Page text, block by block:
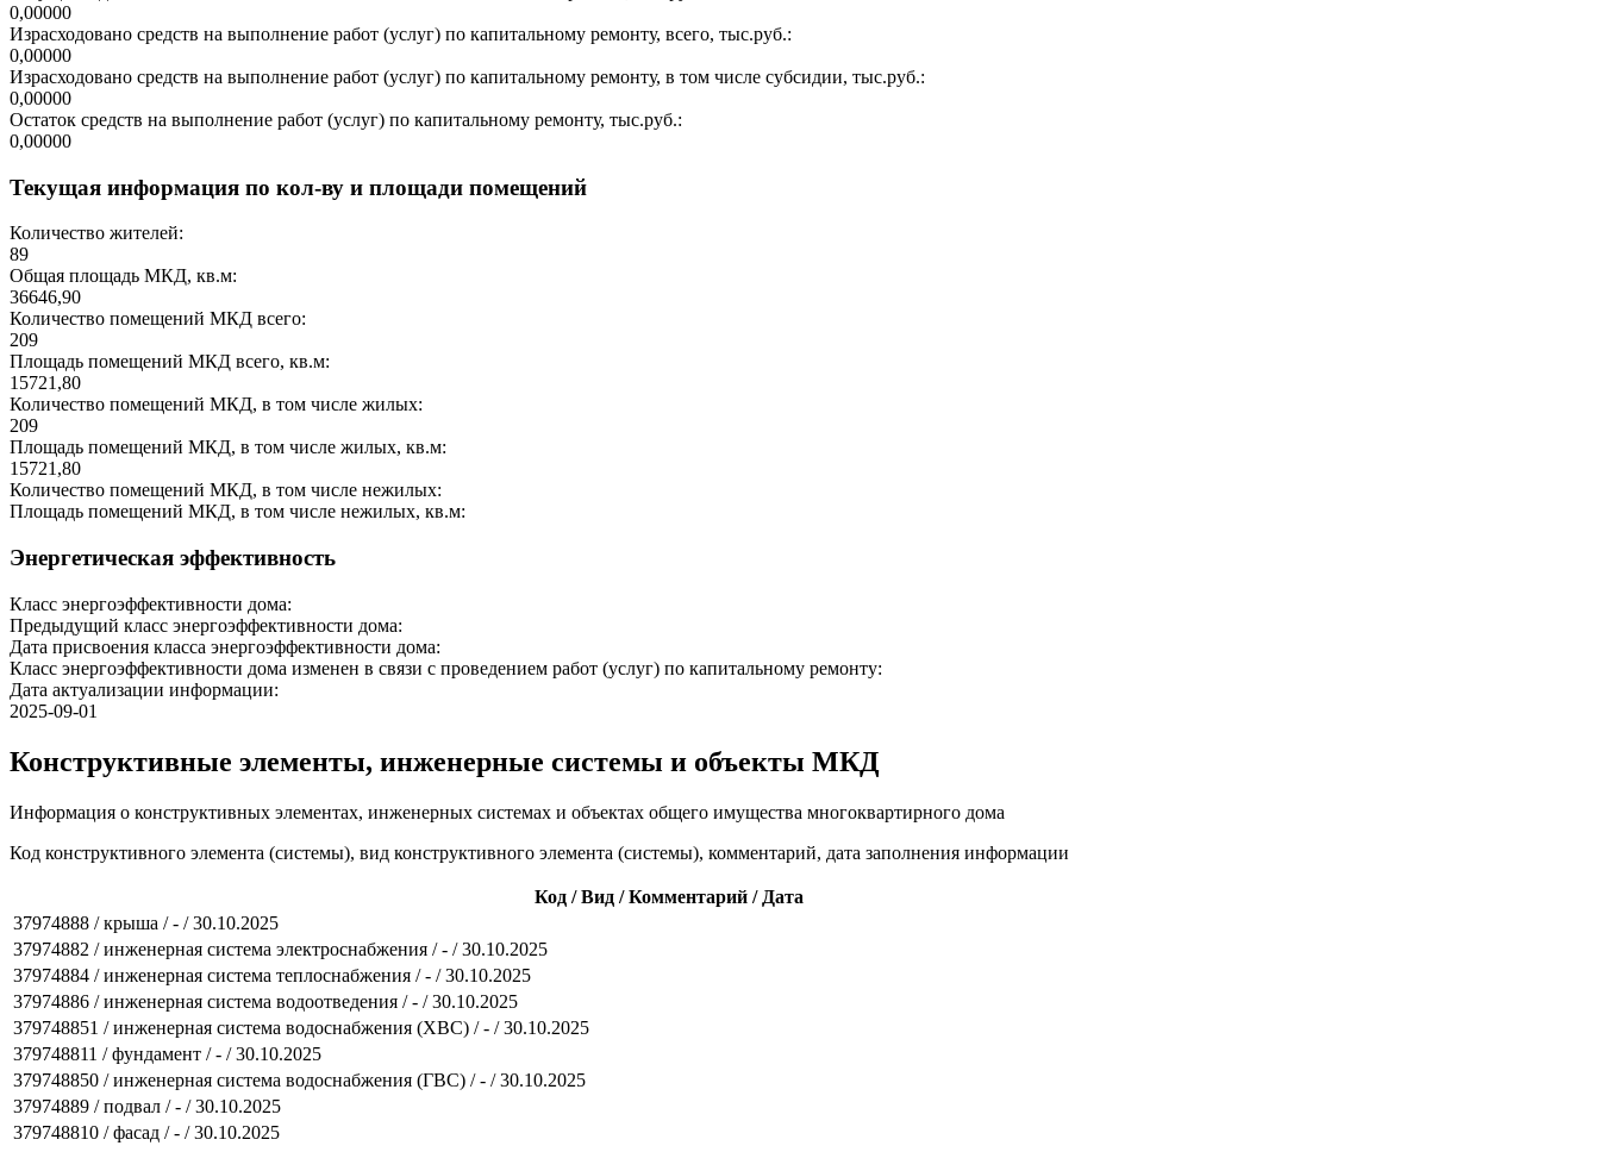
0,00000
Израсходовано средств на выполнение работ (услуг) по капитальному ремонту, всего, тыс.руб.:
0,00000
Израсходовано средств на выполнение работ (услуг) по капитальному ремонту, в том числе субсидии, тыс.руб.:
0,00000
Остаток средств на выполнение работ (услуг) по капитальному ремонту, тыс.руб.:
0,00000
Текущая информация по кол-ву и площади помещений
Количество жителей:
89
Общая площадь МКД, кв.м:
36646,90
Количество помещений МКД всего:
209
Площадь помещений МКД всего, кв.м:
15721,80
Количество помещений МКД, в том числе жилых:
209
Площадь помещений МКД, в том числе жилых, кв.м:
15721,80
Количество помещений МКД, в том числе нежилых:
Площадь помещений МКД, в том числе нежилых, кв.м:
Энергетическая эффективность
Класс энергоэффективности дома:
Предыдущий класс энергоэффективности дома:
Дата присвоения класса энергоэффективности дома:
Класс энергоэффективности дома изменен в связи с проведением работ (услуг) по капитальному ремонту:
Дата актуализации информации:
2025-09-01
Конструктивные элементы, инженерные системы и объекты МКД
Информация о конструктивных элементах, инженерных системах и объектах общего имущества многоквартирного дома
Код конструктивного элемента (системы), вид конструктивного элемента (системы), комментарий, дата заполнения информации
Код / Вид / Комментарий / Дата
37974888 / крыша / - / 30.10.2025
37974882 / инженерная система электроснабжения / - / 30.10.2025
37974884 / инженерная система теплоснабжения / - / 30.10.2025
37974886 / инженерная система водоотведения / - / 30.10.2025
379748851 / инженерная система водоснабжения (ХВС) / - / 30.10.2025
379748811 / фундамент / - / 30.10.2025
379748850 / инженерная система водоснабжения (ГВС) / - / 30.10.2025
37974889 / подвал / - / 30.10.2025
379748810 / фасад / - / 30.10.2025